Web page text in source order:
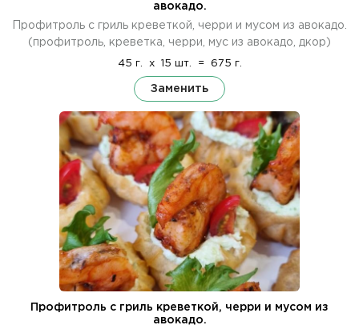
авокадо.
Профитроль с гриль креветкой, черри и мусом из авокадо.
(профитроль, креветка, черри, мус из авокадо, дкор)
45 г. x 15 шт. = 675 г.
Заменить
Профитроль с гриль креветкой, черри и мусом из
авокадо.